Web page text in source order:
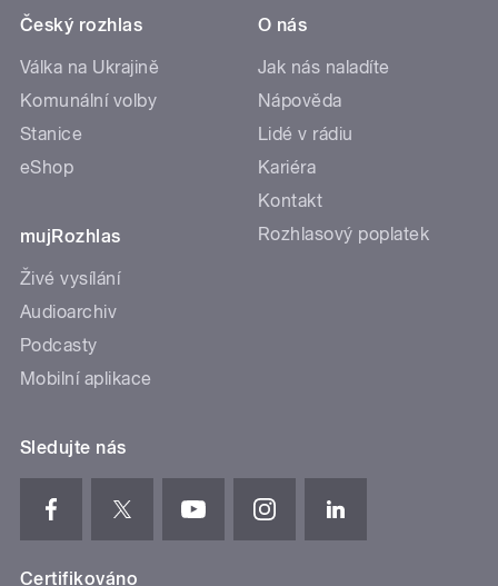
Český rozhlas
Válka na Ukrajině
Komunální volby
Stanice
eShop
mujRozhlas
Živé vysílání
Audioarchiv
Podcasty
Mobilní aplikace
O nás
Jak nás naladíte
Nápověda
Lidé v rádiu
Kariéra
Kontakt
Rozhlasový poplatek
Sledujte nás
Certifikováno